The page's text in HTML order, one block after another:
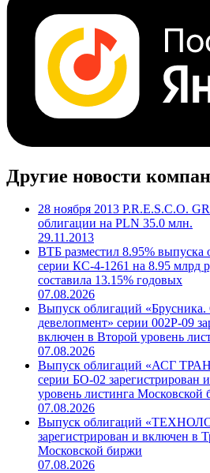
Другие новости
28 ноября 2013 P.R.E.S.C.O.
облигации на PLN 35.0 млн.
29.11.2013
ВТБ разместил 8.95% выпуска
серии КС-4-1261 на 8.95 млрд
составила 13.15% годовых
07.08.2026
Выпуск облигаций «Брусника.
девелопмент» серии 002Р-09
включен в Второй уровень
07.08.2026
Выпуск облигаций «АСГ
серии БО-02 зарегистрирован
уровень листинга Московской
07.08.2026
Выпуск облигаций
зарегистрирован и включен в
Московской биржи
07.08.2026